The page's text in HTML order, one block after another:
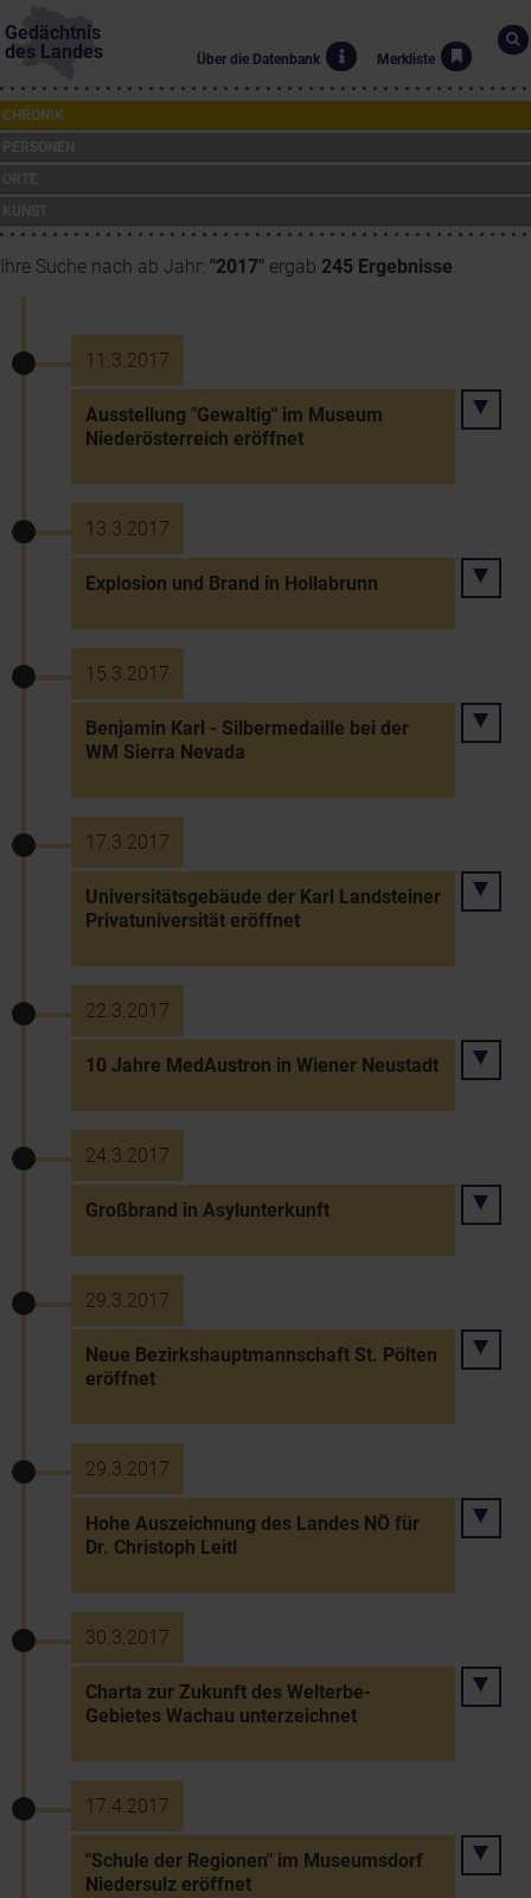
Gedächtnis
des Landes
Über die Datenbank Merkliste
CHRONIK
Ihre Suche nach ab Jahr: "2017" ergab 245 Ergebnisse.
11.3.2017
Ausstellung "Gewaltig" im Museum
Niederösterreich eröffnet
13.3.2017
Explosion und Brand in Hollabrunn
15.3.2017
Benjamin Karl - Silbermedaille bei der
WM Sierra Nevada
17.3.2017
Universitätsgebäude der Karl Landsteiner
Privatuniversität eröffnet
22.3.2017
10 Jahre MedAustron in Wiener Neustadt
24.3.2017
Großbrand in Asylunterkunft
29.3.2017
Neue Bezirkshauptmannschaft St. Pölten
eröffnet
29.3.2017
Hohe Auszeichnung des Landes NÖ für
Dr. Christoph Leitl
30.3.2017
Charta zur Zukunft des Welterbe-
Gebietes Wachau unterzeichnet
17.4.2017
"Schule der Regionen" im Museumsdorf
Niedersulz eröffnet